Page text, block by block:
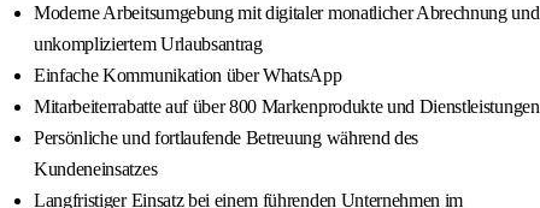
Moderne Arbeitsumgebung mit digitaler monatlicher Abrechnung und
unkompliziertem Urlaubsantrag
Einfache Kommunikation über WhatsApp
Mitarbeiterrabatte auf über 800 Markenprodukte und Dienstleistungen
Persönliche und fortlaufende Betreuung während des
Kundeneinsatzes
Langfristiger Einsatz bei einem führenden Unternehmen im